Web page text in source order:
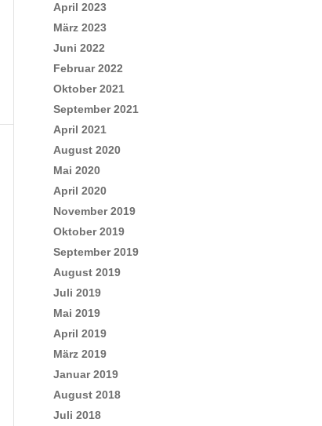
April 2023
März 2023
Juni 2022
Februar 2022
Oktober 2021
September 2021
April 2021
August 2020
Mai 2020
April 2020
November 2019
Oktober 2019
September 2019
August 2019
Juli 2019
Mai 2019
April 2019
März 2019
Januar 2019
August 2018
Juli 2018